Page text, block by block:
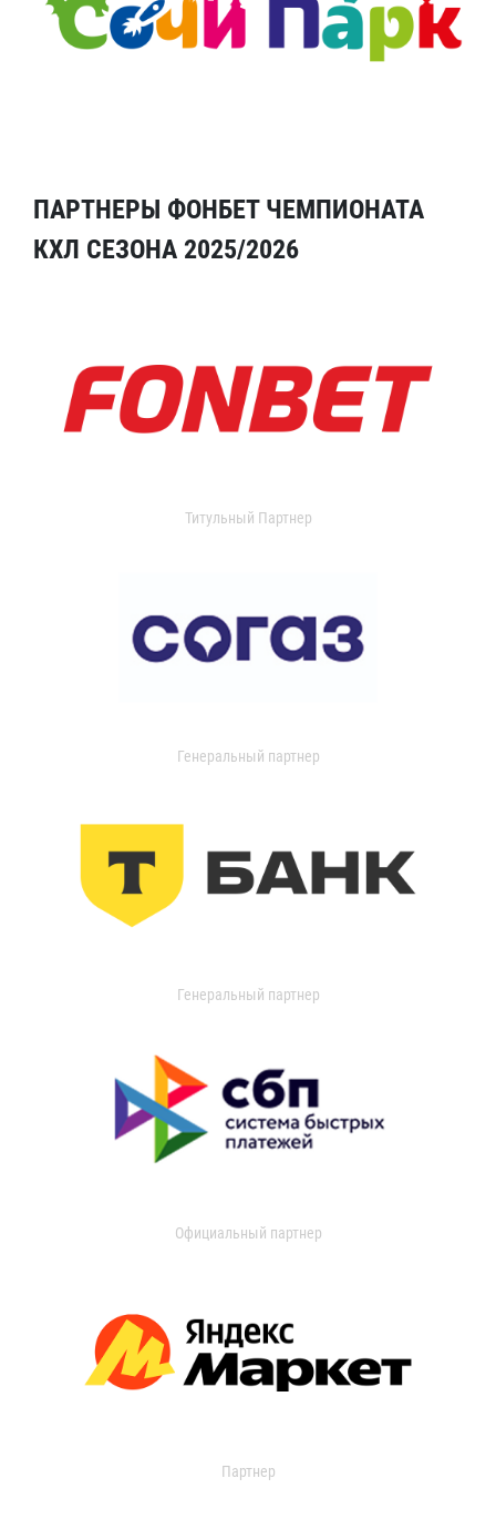
ПАРТНЕРЫ ФОНБЕТ ЧЕМПИОНАТА
КХЛ СЕЗОНА 2025/2026
Титульный Партнер
Генеральный партнер
Генеральный партнер
Официальный партнер
Партнер